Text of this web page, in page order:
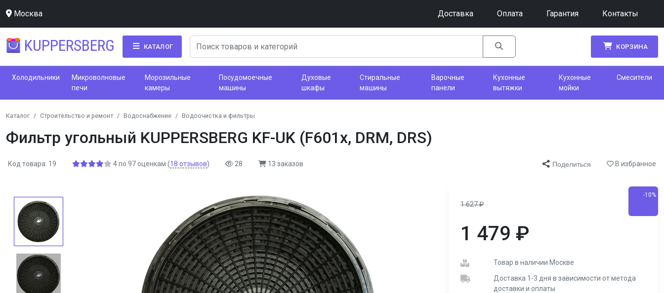
Москва Доставка Оплата Гарантия Контакты
KUPPERSBERG КАТАЛОГ КОРЗИНА
Холодильники
Микроволновые
печи
Морозильные
камеры
Посудомоечные
машины
Духовые
шкафы
Стиральные
машины
Варочные
панели
Кухонные
вытяжки
Кухонные
мойки
Смесители
Каталог Строительство и ремонт Водоснабжение Водоочистка и фильтры
Фильтр угольный KUPPERSBERG KF-UK (F601x, DRM, DRS)
Код товара: 19 4по 97 оценкам (18 отзывов) 28 13 заказов Поделиться В избранное
1 627₽
-10%
1 479 ₽
Товар в наличии Москве
Доставка 1-3 дня в зависимости от метода
доставки и оплаты